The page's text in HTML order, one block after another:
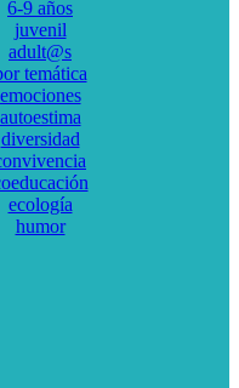
6-9 años
juvenil
adult@s
temática
emociones
autoestima
diversidad
ecología
humor